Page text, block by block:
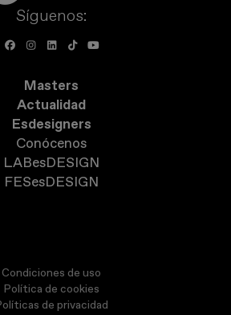
Síguenos:
Masters
Actualidad
Esdesigners
Conócenos
LABesDESIGN
FESesDESIGN
Condiciones de uso
Política de cookies
de privacidad